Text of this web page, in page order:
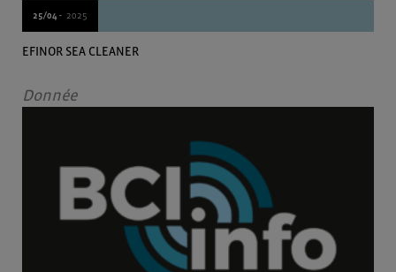
25/04 - 2025
EFINOR SEA CLEANER
Donnée